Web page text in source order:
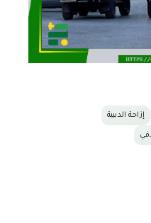
إزاحة الدبيبة